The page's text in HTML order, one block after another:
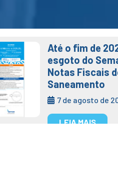
Até o fim de
esgoto do
Notas Fiscais
Saneamento
7 de agosto de
LEIA MAIS